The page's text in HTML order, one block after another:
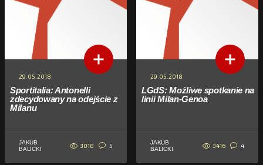
29.05.2018
Sportitalia: Antonelli
zdecydowany na odejście z
Milanu
JAKUB
BALICKI
3018 5
29.05.2018
LGdS: Możliwe spotkanie na
linii Milan-Genoa
JAKUB
BALICKI
3416 4